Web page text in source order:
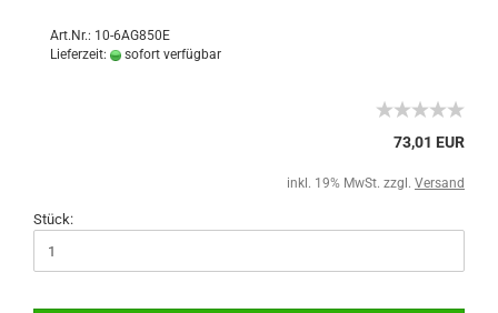
Art.Nr.: 10-6AG850E
Lieferzeit:
sofort verfügbar
73,01 EUR
inkl. 19% MwSt. zzgl. Versand
Stück: